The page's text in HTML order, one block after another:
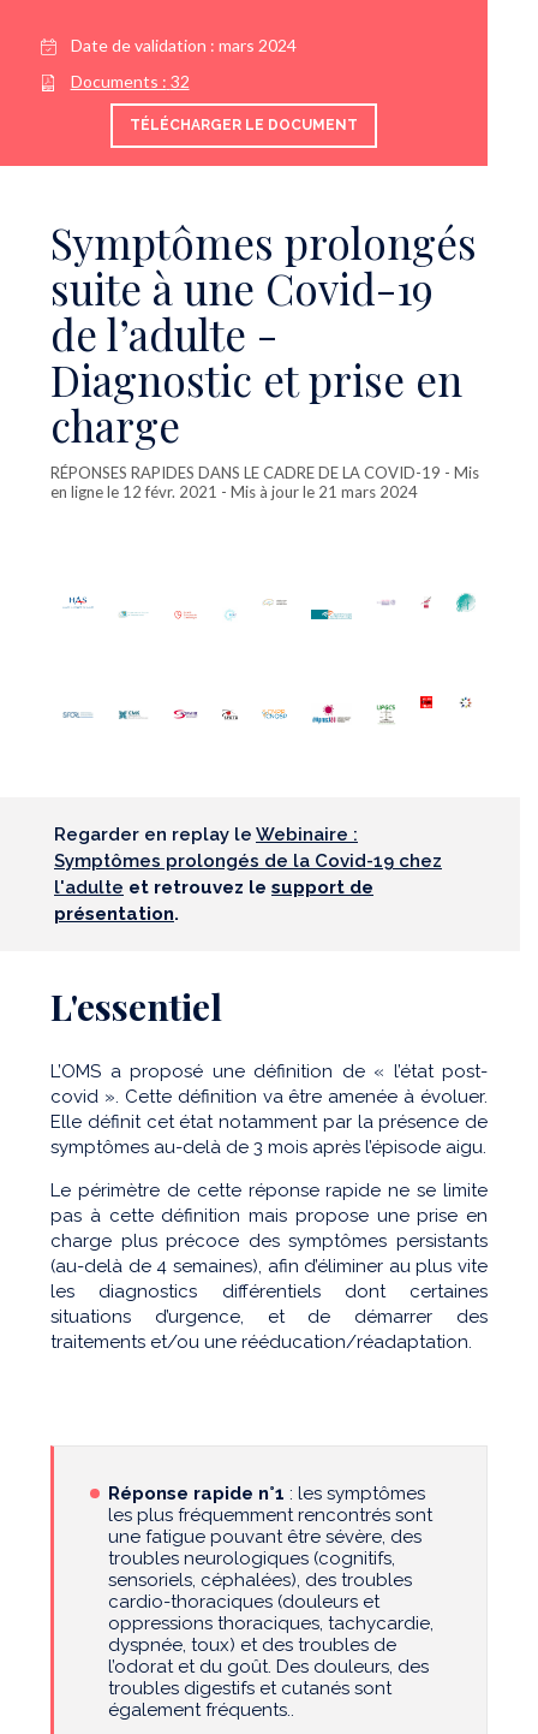
Date de validation : mars 2024
Documents : 32
TÉLÉCHARGER LE DOCUMENT
Symptômes prolongés
suite à une Covid-19
de l’adulte -
Diagnostic et prise en
charge
RÉPONSES RAPIDES DANS LE CADRE DE LA COVID-19 - Mis
en ligne le 12 févr. 2021 - Mis à jour le 21 mars 2024
Regarder en replay le Webinaire :
Symptômes prolongés de la Covid-19 chez
l'adulte et retrouvez le support de
présentation.
L'essentiel
L’OMS a proposé une définition de « l’état post-
covid ». Cette définition va être amenée à évoluer.
Elle définit cet état notamment par la présence de
symptômes au-delà de 3 mois après l’épisode aigu.
Le périmètre de cette réponse rapide ne se limite
pas à cette définition mais propose une prise en
charge plus précoce des symptômes persistants
(au-delà de 4 semaines), afin d’éliminer au plus vite
les diagnostics différentiels dont certaines
situations d’urgence, et de démarrer des
traitements et/ou une rééducation/réadaptation.
Réponse rapide n°1 : les symptômes
les plus fréquemment rencontrés sont
une fatigue pouvant être sévère, des
troubles neurologiques (cognitifs,
sensoriels, céphalées), des troubles
cardio-thoraciques (douleurs et
oppressions thoraciques, tachycardie,
dyspnée, toux) et des troubles de
l’odorat et du goût. Des douleurs, des
troubles digestifs et cutanés sont
également fréquents..